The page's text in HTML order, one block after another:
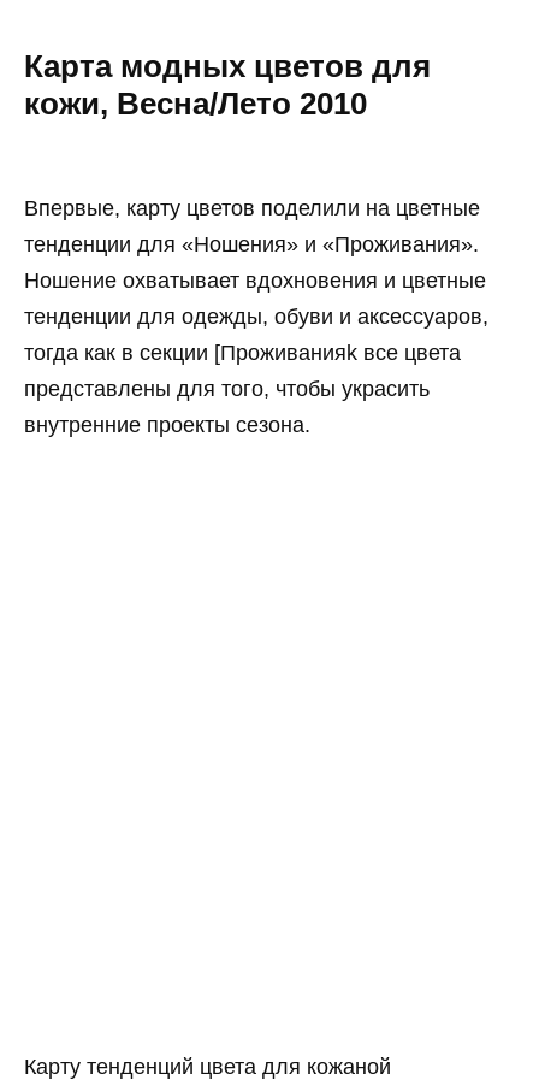
Карта модных цветов для
кожи, Весна/Лето 2010
Впервые, карту цветов поделили на цветные
тенденции для «Ношения» и «Проживания».
Ношение охватывает вдохновения и цветные
тенденции для одежды, обуви и аксессуаров,
тогда как в секции [Проживанияk все цвета
представлены для того, чтобы украсить
внутренние проекты сезона.
Карту тенденций цвета для кожаной